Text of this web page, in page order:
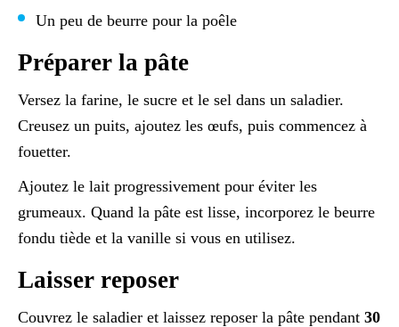
Un peu de beurre pour la poêle
Préparer la pâte
Versez la farine, le sucre et le sel dans un saladier.
Creusez un puits, ajoutez les œufs, puis commencez à
fouetter.
Ajoutez le lait progressivement pour éviter les
grumeaux. Quand la pâte est lisse, incorporez le beurre
fondu tiède et la vanille si vous en utilisez.
Laisser reposer
Couvrez le saladier et laissez reposer la pâte pendant 30